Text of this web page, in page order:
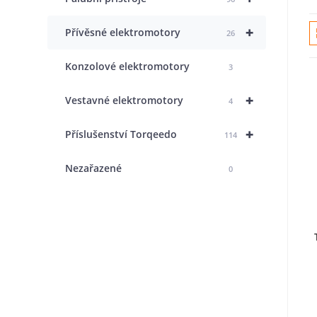
+
Přívěsné elektromotory 26
Konzolové elektromotory 3
+
Vestavné elektromotory 4
+
Příslušenství Torqeedo 114
Nezařazené 0